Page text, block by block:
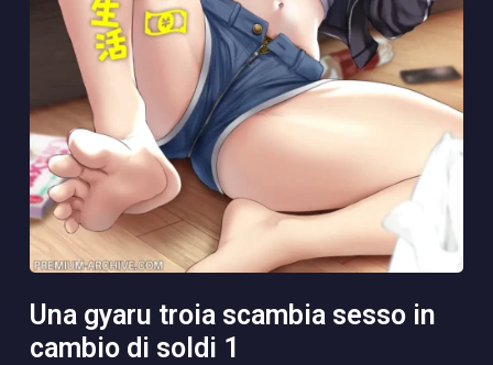
una gyaru troia scambia sesso in
cambio di soldi 1